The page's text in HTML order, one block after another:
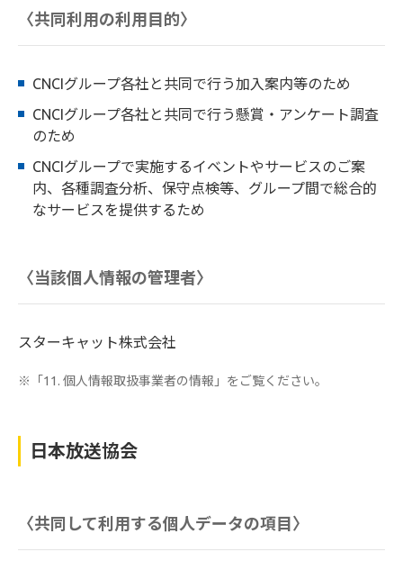
〈共同利用の利用目的〉
CNCIグループ各社と共同で行う加入案内等のため
CNCIグループ各社と共同で行う懸賞・アンケート調査
のため
CNCIグループで実施するイベントやサービスのご案
内、各種調査分析、保守点検等、グループ間で総合的
なサービスを提供するため
〈当該個人情報の管理者〉
スターキャット株式会社
※「11. 個人情報取扱事業者の情報」をご覧ください。
日本放送協会
〈共同して利用する個人データの項目〉